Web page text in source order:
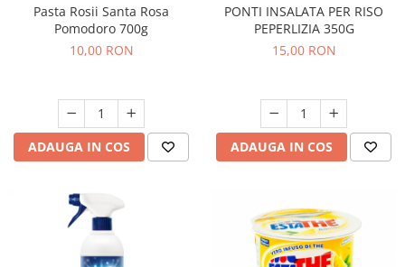
Pasta Rosii Santa Rosa
Pomodoro 700g
10,00 RON
ADAUGA IN COS
PONTI INSALATA PER RISO
PEPERLIZIA 350G
15,00 RON
ADAUGA IN COS